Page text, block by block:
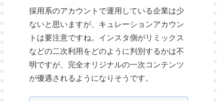
採用系のアカウントで運用している企業は少
ないと思いますが、キュレーションアカウン
トは要注意ですね。インスタ側がリミックス
などの二次利用をどのように判別するかは不
明ですが、完全オリジナルの一次コンテンツ
が優遇されるようになりそうです。